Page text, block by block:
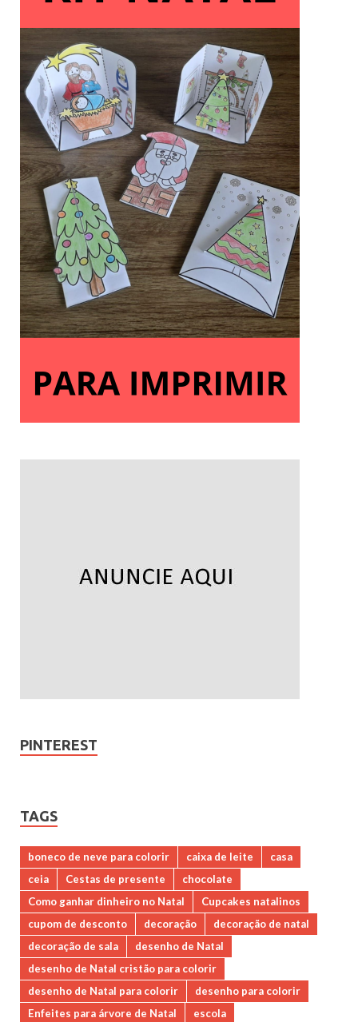
PINTEREST
TAGS
boneco de neve para colorir caixa de leite
casa
ceia
Cestas de presente
chocolate
Como ganhar dinheiro no Natal
Cupcakes natalinos
cupom de desconto
decoração
decoração de natal
decoração de sala
desenho de Natal
desenho de Natal cristão para colorir
desenho de Natal para colorir
desenho para colorir
Enfeites para árvore de Natal
escola